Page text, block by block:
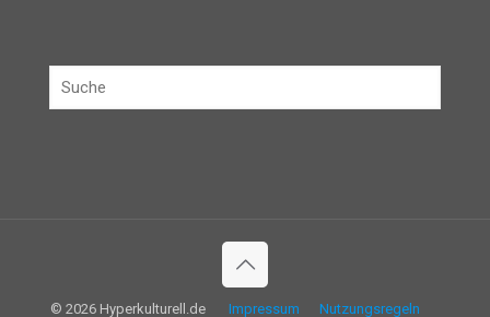
© 2026 Hyperkulturell.de Impressum Nutzungsregeln